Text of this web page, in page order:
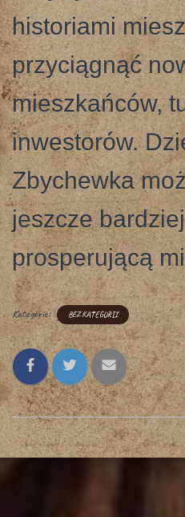
historiami
przyciągnąć
mieszkańców,
inwestorów.
Zbychewka
jeszcze
prosperującą
Kategorie: BEZ KATEGORII